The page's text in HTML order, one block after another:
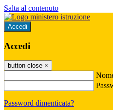
Salta al contenuto
Accedi
Accedi
button close ×
Password dimenticata?